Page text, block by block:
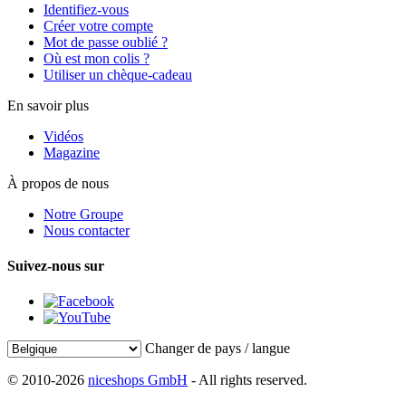
Identifiez-vous
Créer votre compte
Mot de passe oublié ?
Où est mon colis ?
Utiliser un chèque-cadeau
En savoir plus
Vidéos
Magazine
À propos de nous
Notre Groupe
Nous contacter
Suivez-nous sur
Changer de pays / langue
© 2010-2026 niceshops GmbH - All rights reserved.